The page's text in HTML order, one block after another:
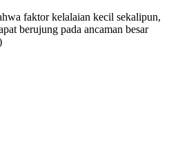
faktor kelalaian kecil sekalipun,
berujung pada ancaman besar